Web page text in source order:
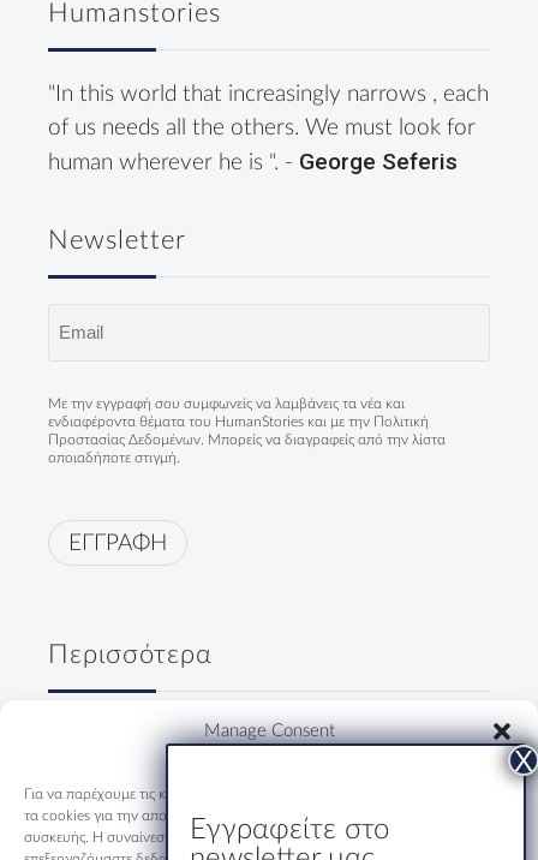
Manage Consent
Για να παρέχουμε τις καλύτερες εμπειρίες, χρησιμοποιούμε τεχνολογίες όπως
τα cookies για την αποθήκευση ή/και την πρόσβαση σε πληροφορίες
συσκευής. Η συναίνεση σε αυτές τις τεχνολογίες θα μας επιτρέψει να
Humanstories
"In this world that increasingly narrows , each
of us needs all the others. We must look for
human wherever he is ". - George Seferis
Newsletter
Με την εγγραφή σου συμφωνείς να λαμβάνεις τα νέα και
ενδιαφέροντα θέματα του HumanStories και με την
Πολιτική
Προστασίας Δεδομένων. Μπορείς να διαγραφείς από την λίστα
οποιαδήποτε στιγμή.
ΕΓΓΡΑΦΗ
Περισσότερα
Δύο κύριοι, ένα ουζάκι και μία
ολόκληρη Ελλάδα
Εστιατόριο-Ξενώνας Μακριδης
Εγγραφείτε στο